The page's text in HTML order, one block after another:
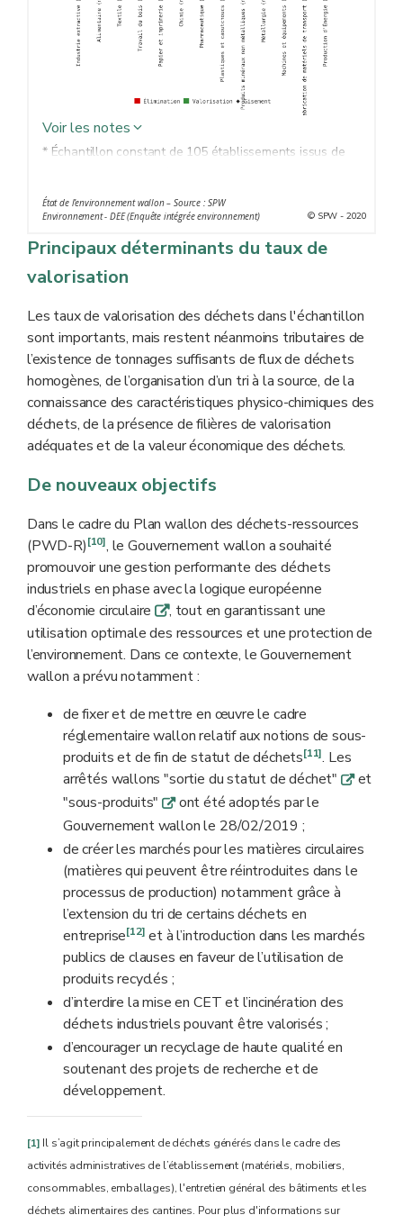
Voir les notes
* Échantillon constant de 105 établissements issus de
d'énergie en Wallonie. Échantillon non représentatif de
l’industrie wallonne
n = nombre d’établissements repris dans l'échantillon
constant et non représentatif
État de l’environnement wallon – Source : SPW
Environnement - DEE (Enquête intégrée environnement)
© SPW - 2020
Principaux déterminants du taux de
valorisation
Les taux de valorisation des déchets dans l'échantillon
sont importants, mais restent néanmoins tributaires de
l’existence de tonnages suffisants de flux de déchets
homogènes, de l’organisation d’un tri à la source, de la
connaissance des caractéristiques physico-chimiques des
déchets, de la présence de filières de valorisation
adéquates et de la valeur économique des déchets.
De nouveaux objectifs
Dans le cadre du Plan wallon des déchets-ressources
(PWD-R)[10], le Gouvernement wallon a souhaité
promouvoir une gestion performante des déchets
industriels en phase avec la logique européenne
d’économie circulaireq, tout en garantissant une
utilisation optimale des ressources et une protection de
l’environnement. Dans ce contexte, le Gouvernement
wallon a prévu notamment :
de fixer et de mettre en œuvre le cadre
réglementaire wallon relatif aux notions de sous-
produits et de fin de statut de déchets[11]. Les
arrêtés wallons "sortie du statut de déchet" qet
"sous-produits"qont été adoptés par le
Gouvernement wallon le 28/02/2019 ;
de créer les marchés pour les matières circulaires
(matières qui peuvent être réintroduites dans le
processus de production) notamment grâce à
l’extension du tri de certains déchets en
entreprise[12] et à l’introduction dans les marchés
publics de clauses en faveur de l’utilisation de
produits recyclés ;
d’interdire la mise en CET et l’incinération des
déchets industriels pouvant être valorisés ;
d’encourager un recyclage de haute qualité en
soutenant des projets de recherche et de
développement.
[1] Il s’agit principalement de déchets générés dans le cadre des
activités administratives de l’établissement (matériels, mobiliers,
consommables, emballages), l'entretien général des bâtiments et les
déchets alimentaires des cantines. Pour plus d'informations sur